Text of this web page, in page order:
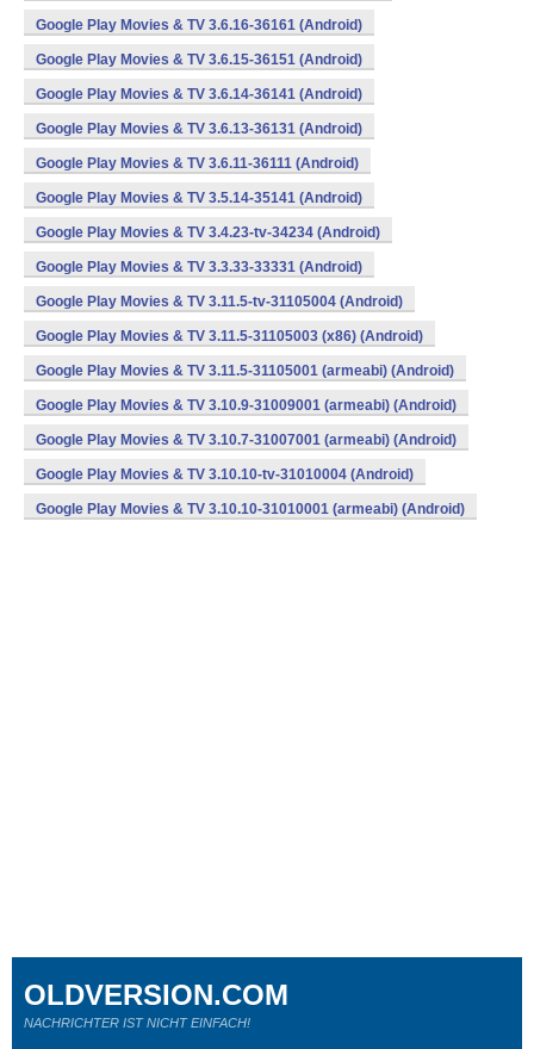
Google Play Movies & TV 3.6.16-36161 (Android)
Google Play Movies & TV 3.6.15-36151 (Android)
Google Play Movies & TV 3.6.14-36141 (Android)
Google Play Movies & TV 3.6.13-36131 (Android)
Google Play Movies & TV 3.6.11-36111 (Android)
Google Play Movies & TV 3.5.14-35141 (Android)
Google Play Movies & TV 3.4.23-tv-34234 (Android)
Google Play Movies & TV 3.3.33-33331 (Android)
Google Play Movies & TV 3.11.5-tv-31105004 (Android)
Google Play Movies & TV 3.11.5-31105003 (x86) (Android)
Google Play Movies & TV 3.11.5-31105001 (armeabi) (Android)
Google Play Movies & TV 3.10.9-31009001 (armeabi) (Android)
Google Play Movies & TV 3.10.7-31007001 (armeabi) (Android)
Google Play Movies & TV 3.10.10-tv-31010004 (Android)
Google Play Movies & TV 3.10.10-31010001 (armeabi) (Android)
OLDVERSION.COM
NACHRICHTER IST NICHT EINFACH!